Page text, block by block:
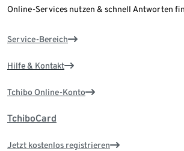
Online-Services nutzen & schnell Antworten
Service-Bereich
Hilfe & Kontakt
Tchibo Online-Konto
TchiboCard
Jetzt kostenlos registrieren